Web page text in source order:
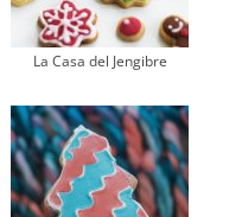
La Casa del Jengibre